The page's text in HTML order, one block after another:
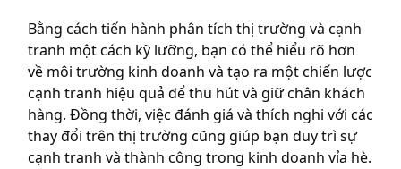
Bằng cách tiến hành phân tích thị trường và cạnh
tranh một cách kỹ lưỡng, bạn có thể hiểu rõ hơn
về môi trường kinh doanh và tạo ra một chiến lược
cạnh tranh hiệu quả để thu hút và giữ chân khách
hàng. Đồng thời, việc đánh giá và thích nghi với các
thay đổi trên thị trường cũng giúp bạn duy trì sự
cạnh tranh và thành công trong kinh doanh vỉa hè.